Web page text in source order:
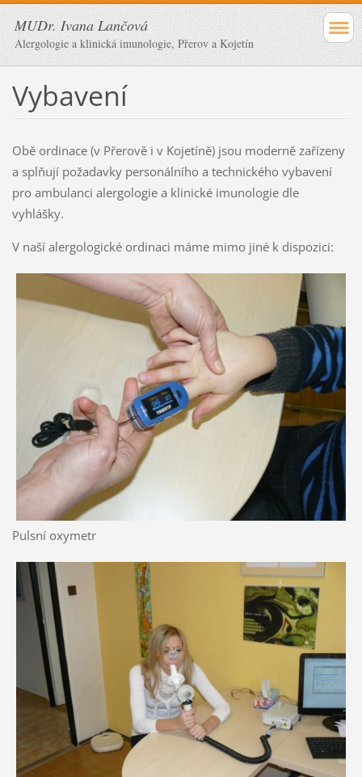
MUDr. Ivana Lančová
Alergologie a klinická imunologie, Přerov a Kojetín
Vybavení
Obě ordinace (v Přerově i v Kojetíně) jsou moderně zařízeny
a splňují požadavky personálního a technického vybavení
pro ambulanci alergologie a klinické imunologie dle
vyhlášky.
V naší alergologické ordinaci máme mimo jiné k dispozici:
Pulsní oxymetr